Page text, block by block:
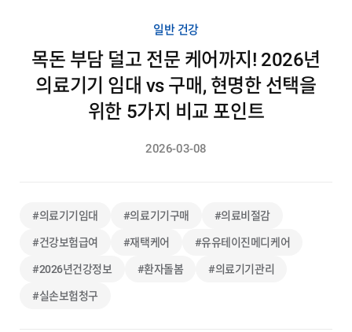
일반 건강
목돈 부담 덜고 전문 케어까지! 2026년
의료기기 임대 vs 구매, 현명한 선택을
위한 5가지 비교 포인트
2026-03-08
#의료기기임대 #의료기기구매 #의료비절감
#건강보험급여 #재택케어 #유유테이진메디케어
#2026년건강정보 #환자돌봄 #의료기기관리
#실손보험청구